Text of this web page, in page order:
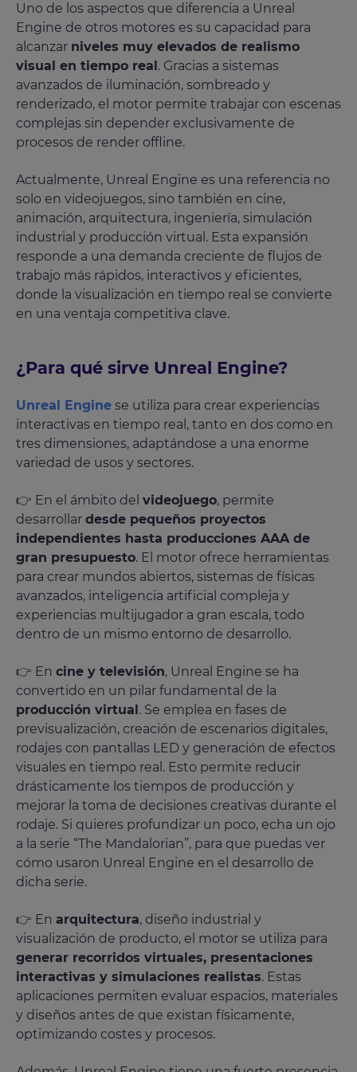
Uno de los aspectos que diferencia a Unreal
Engine de otros motores es su capacidad para
alcanzar niveles muy elevados de realismo
visual en tiempo real . Gracias a sistemas
avanzados de iluminación, sombreado y
renderizado, el motor permite trabajar con escenas
complejas sin depender exclusivamente de
procesos de render offline.
Actualmente, Unreal Engine es una referencia no
solo en videojuegos, sino también en cine,
animación, arquitectura, ingeniería, simulación
industrial y producción virtual. Esta expansión
responde a una demanda creciente de flujos de
trabajo más rápidos, interactivos y eficientes,
donde la visualización en tiempo real se convierte
en una ventaja competitiva clave.
¿Para qué sirve Unreal Engine?
Unreal Engine se utiliza para crear experiencias
interactivas en tiempo real, tanto en dos como en
tres dimensiones, adaptándose a una enorme
variedad de usos y sectores.
👉 En el ámbito del videojuego, permite
desarrollar desde pequeños proyectos
independientes hasta producciones AAA de
gran presupuesto. El motor ofrece herramientas
para crear mundos abiertos, sistemas de físicas
avanzados, inteligencia artificial compleja y
experiencias multijugador a gran escala, todo
dentro de un mismo entorno de desarrollo.
👉 En cine y televisión, Unreal Engine se ha
convertido en un pilar fundamental de la
producción virtual . Se emplea en fases de
previsualización, creación de escenarios digitales,
rodajes con pantallas LED y generación de efectos
visuales en tiempo real. Esto permite reducir
drásticamente los tiempos de producción y
mejorar la toma de decisiones creativas durante el
rodaje. Si quieres profundizar un poco, echa un ojo
a la serie “The Mandalorian”, para que puedas ver
cómo usaron Unreal Engine en el desarrollo de
dicha serie.
👉 En arquitectura, diseño industrial y
visualización de producto, el motor se utiliza para
generar recorridos virtuales, presentaciones
interactivas y simulaciones realistas. Estas
aplicaciones permiten evaluar espacios, materiales
y diseños antes de que existan físicamente,
optimizando costes y procesos.